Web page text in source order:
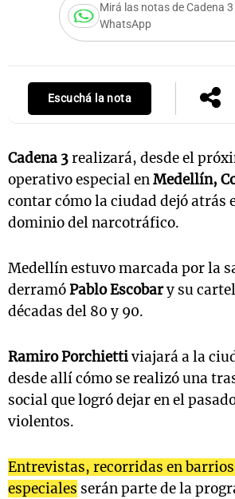
Mirá las notas de Cadena 3
WhatsApp
Escuchá la nota
Cadena 3realizará, desde el
operativo especial enMedellín,
contar cómo la ciudad dejó atrás
dominio del narcotráfico.
Medellín estuvo marcada por la
derramóPablo Escobary su
décadas del 80 y 90.
Ramiro Porchiettiviajará a la
desde allí cómo se realizó una
social que logró dejar en el
violentos.
Entrevistas, recorridas en
especiales serán parte de la